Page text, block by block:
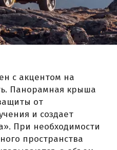
с акцентом на
Панорамная крыша
от
и создает
При необходимости
пространства